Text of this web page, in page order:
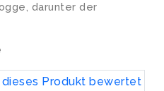
darunter der
Produkt bewertet